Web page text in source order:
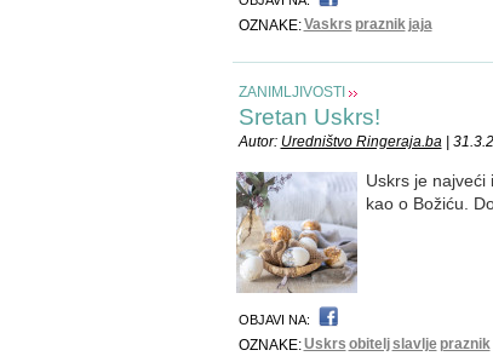
OZNAKE:Vaskrs praznik jaja
ZANIMLJIVOSTI
Sretan Uskrs!
Autor: Uredništvo Ringeraja.ba|
Uskrs je
kao o Božiću.
OBJAVI NA:
OZNAKE:Uskrs obiteljslavlje praznik